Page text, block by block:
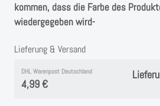
kommen, dass die Farbe des
wiedergegeben wird-
Lieferung & Versand
DHL Warenpost Deutschland
4,99 €